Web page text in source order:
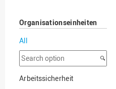
Organisationseinheiten
All
Search
option
Arbeitssicherheit